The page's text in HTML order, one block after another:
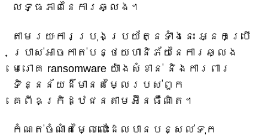
លទ្ធភាពនៃការឆ្លង។
តាមរយៈការប្រុងប្រយ័ត្នទាំងនេះ អ្នកប្រើ
ប្រាស់អាចកាត់បន្ថយហានិភ័យនៃការឆ្លង
មេរោគ ransomware យ៉ាងសំខាន់ និងការពារ
ទិន្នន័យដ៏មានតម្លៃរបស់ពួក
គេពីឧក្រិដ្ឋជនតាមអ៊ីនធឺណិត។
កំណត់ចំណាំតម្លៃលោះដែលបានបន្សល់ទុក